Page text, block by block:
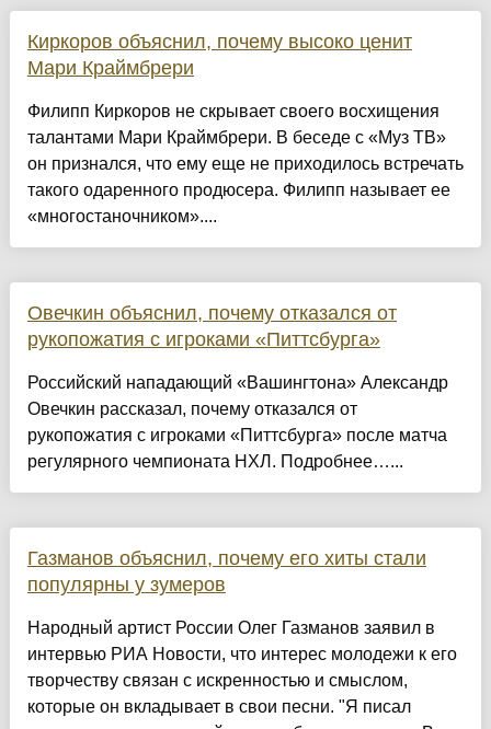
Киркоров объяснил, почему высоко ценит
Мари Краймбрери
Филипп Киркоров не скрывает своего восхищения
талантами Мари Краймбрери. В беседе с «Муз ТВ»
он признался, что ему еще не приходилось встречать
такого одаренного продюсера. Филипп называет ее
«многостаночником»....
Овечкин объяснил, почему отказался от
рукопожатия с игроками «Питтсбурга»
Российский нападающий «Вашингтона» Александр
Овечкин рассказал, почему отказался от
рукопожатия с игроками «Питтсбурга» после матча
регулярного чемпионата НХЛ. Подробнее…...
Газманов объяснил, почему его хиты стали
популярны у зумеров
Народный артист России Олег Газманов заявил в
интервью РИА Новости, что интерес молодежи к его
творчеству связан с искренностью и смыслом,
которые он вкладывает в свои песни. "Я писал